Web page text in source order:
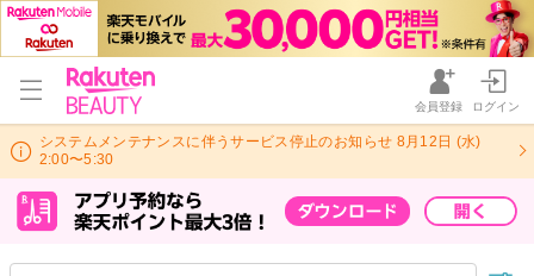
会員登録 ログイン
システムメンテナンスに伴うサービス停止のお知らせ 8月12日 (水)
2:00〜5:30